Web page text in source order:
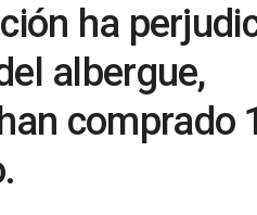
ha
albergue,
comprado